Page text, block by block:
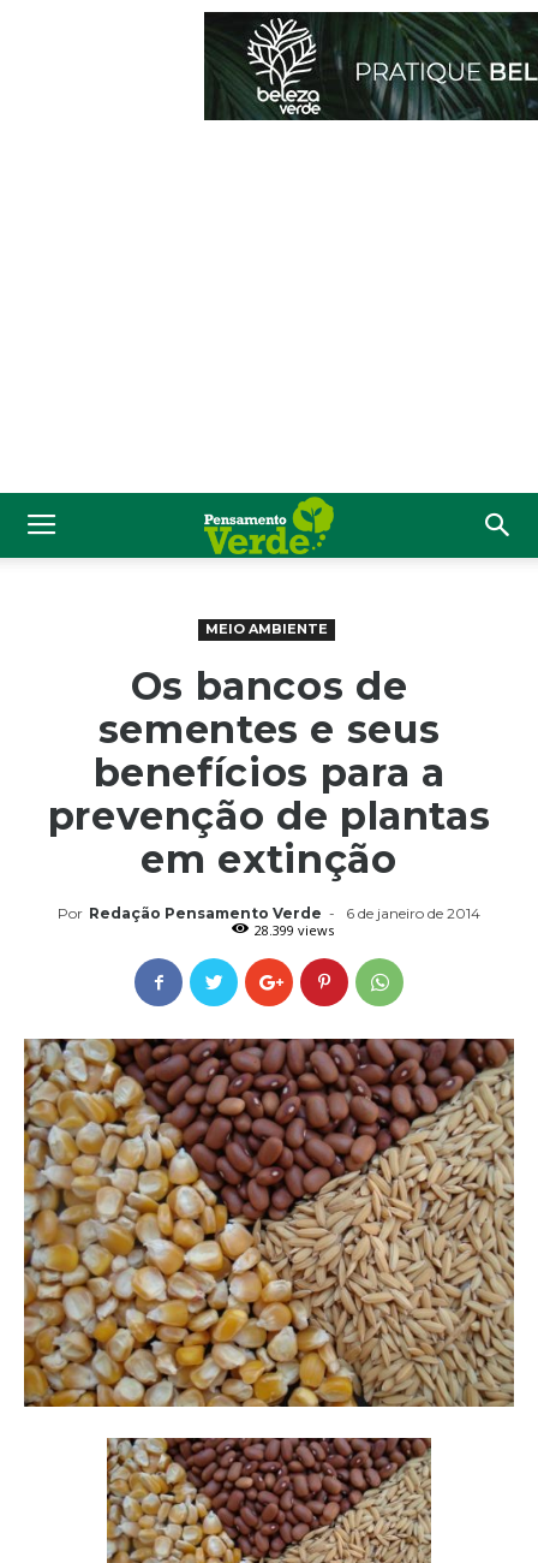
MEIO AMBIENTE
Os bancos de
sementes e seus
benefícios para a
prevenção de plantas
em extinção
Por Redação Pensamento Verde -
6 de janeiro de 2014
28.399 views